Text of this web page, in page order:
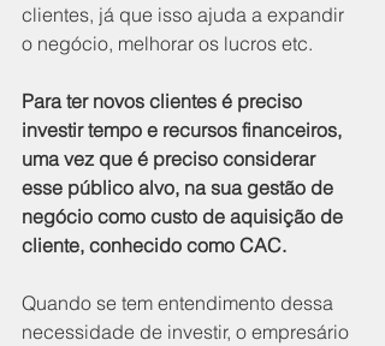
clientes, já que isso ajuda a expandir
o negócio, melhorar os lucros etc.
Para ter novos clientes é preciso
investir tempo e recursos financeiros,
uma vez que é preciso considerar
esse público alvo, na sua gestão de
negócio como custo de aquisição de
cliente, conhecido como CAC.
Quando se tem entendimento dessa
necessidade de investir, o empresário